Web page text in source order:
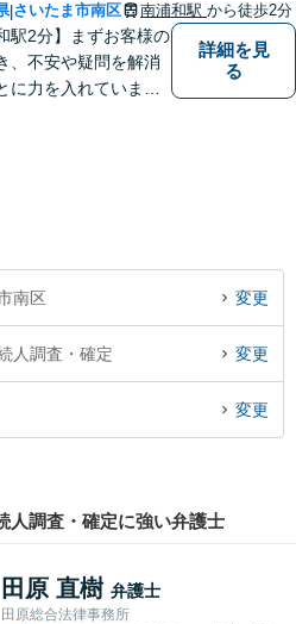
|さいたま市南区 南浦和駅 から徒歩2分
駅2分】まずお客様の
、不安や疑問を解消
に力を入れていま
詳細を見
る
南区 変更
人調査・確定 変更
変更
人調査・確定に強い弁護士
田原 直樹 弁護士
田原総合法律事務所